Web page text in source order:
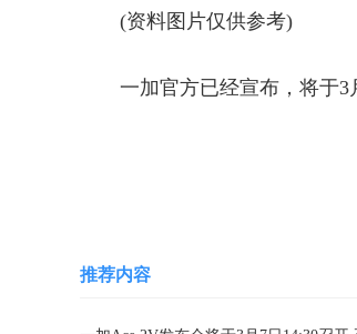
(资料图片仅供参考)
一加官方已经宣布，将于3
推荐内容